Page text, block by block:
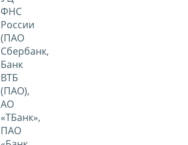
ФНС
России
(ПАО
Сбербанк,
Банк
ВТБ
(ПАО),
АО
«ТБанк»,
ПАО